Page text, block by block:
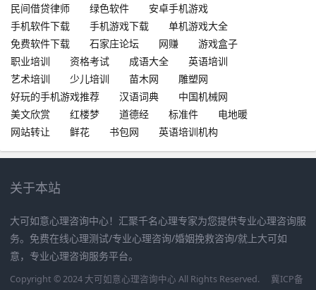
民间借贷律师
绿色软件
安卓手机游戏
手机软件下载
手机游戏下载
单机游戏大全
免费软件下载
石家庄论坛 网赚
游戏盒子
职业培训
资格考试 成语大全
英语培训
艺术培训
少儿培训 苗木网
雕塑网
好玩的手机游戏推荐
汉语词典
中国机械网
美文欣赏
红楼梦 道德经 标准件
电地暖
网站转让
鲜花 书包网 英语培训机构
关于本站
大可如意心理咨询中心！汇聚千名心理专家为您提供专业心理咨询服
务。免费在线心理测试/专业心理咨询/婚姻挽救咨询/就上大可如
意，专业心理咨询服务平台。
Copyright © 2024 大可如意心理咨询中心 All Rights Reserved.
冀ICP备